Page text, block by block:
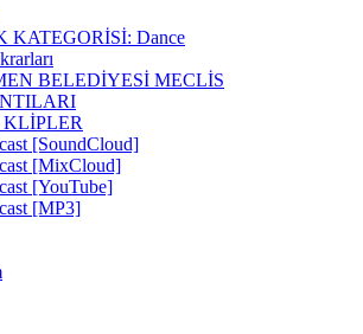
KATEGORİSİ: Dance
BELEDİYESİ MECLİS
[SoundCloud]
[MixCloud]
[YouTube]
[MP3]